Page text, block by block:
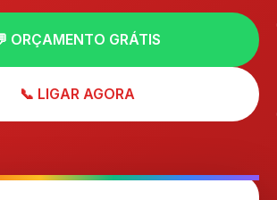
ORÇAMENTO GRÁTIS
📞 LIGAR AGORA